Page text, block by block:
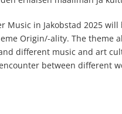
Music in Jakobstad 2025
Origin/-ality. The theme
different music and art
between different